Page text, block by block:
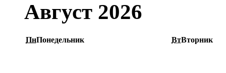
Август 2026
ПнПонедельник ВтВторник